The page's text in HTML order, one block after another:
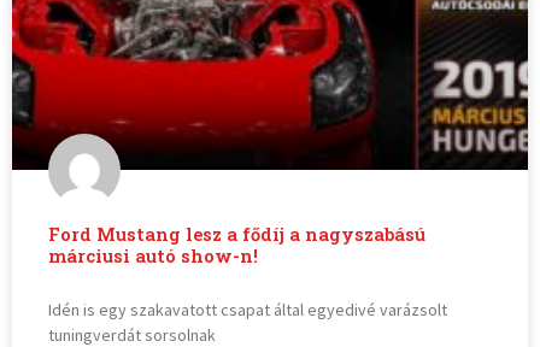
Ford Mustang lesz a fődíj a nagyszabású
márciusi autó show-n!
Idén is egy szakavatott csapat által egyedivé varázsolt
tuningverdát sorsolnak